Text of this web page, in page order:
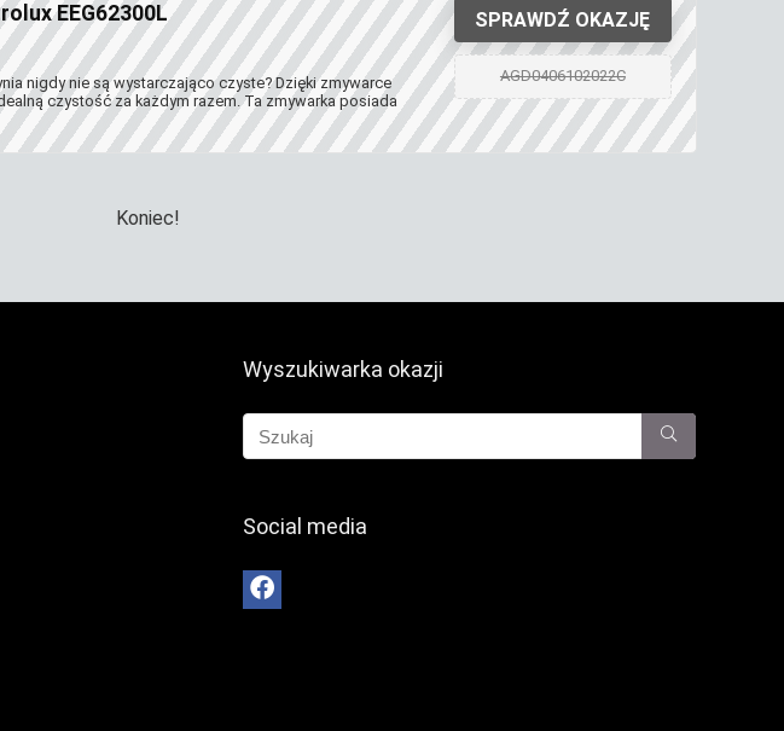
EEG62300L
nigdy nie są wystarczająco czyste? Dzięki zmywarce
czystość za każdym razem. Ta zmywarka posiada
SPRAWDŹ OKAZJĘ
AGD0406102022C
Koniec!
Wyszukiwarka okazji
Social media